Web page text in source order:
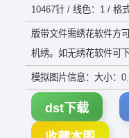
10467针 / 线色：1 / 格
版带文件需绣花软件方
机绣。如无绣花软件可
模拟图片信息：大小：
dst下载